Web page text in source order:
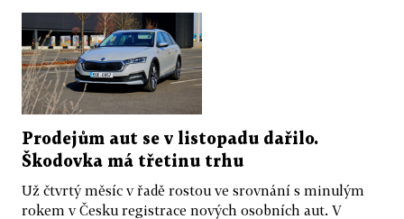
Prodejům aut se v listopadu dařilo.
Škodovka má třetinu trhu
Už čtvrtý měsíc v řadě rostou ve srovnání s minulým
rokem v Česku registrace nových osobních aut. V